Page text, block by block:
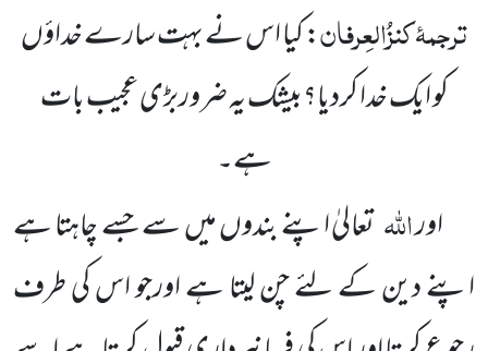
ترجمۂ کنزُالعِرفان: کیا اس نے بہت سارے خداؤں
کو ایک خدا کردیا؟بیشک یہ ضروربڑی عجیب بات
ہے۔
اوراللہتعالیٰ اپنے بندوں میں سے جسے چاہتا ہے
اپنے دین کے لئے چن لیتا ہے اورجو اس کی طرف